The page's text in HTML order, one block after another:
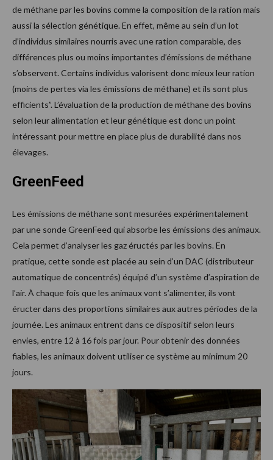
de méthane par les bovins comme la composition de la ration mais
aussi la sélection génétique. En effet, même au sein d’un lot
d’individus similaires nourris avec une ration comparable, des
différences plus ou moins importantes d’émissions de méthane
s’observent. Certains individus valorisent donc mieux leur ration
(moins de pertes via les émissions de méthane) et ils sont plus
efficients”. L’évaluation de la production de méthane des bovins
selon leur alimentation et leur génétique est donc un point
intéressant pour mettre en place plus de durabilité dans nos
élevages.
GreenFeed
Les émissions de méthane sont mesurées expérimentalement
par une sonde GreenFeed qui absorbe les émissions des animaux.
Cela permet d’analyser les gaz éructés par les bovins. En
pratique, cette sonde est placée au sein d’un DAC (distributeur
automatique de concentrés) équipé d’un système d’aspiration de
l’air. À chaque fois que les animaux vont s’alimenter, ils vont
éructer dans des proportions similaires aux autres périodes de la
journée. Les animaux entrent dans ce dispositif selon leurs
envies, entre 12 à 16 fois par jour. Pour obtenir des données
fiables, les animaux doivent utiliser ce système au minimum 20
jours.